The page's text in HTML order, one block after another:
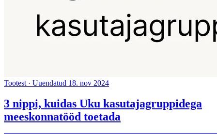
Tootest · Uuendatud 18. nov 2024
3 nippi, kuidas Uku kasutajagruppidega
meeskonnatööd toetada